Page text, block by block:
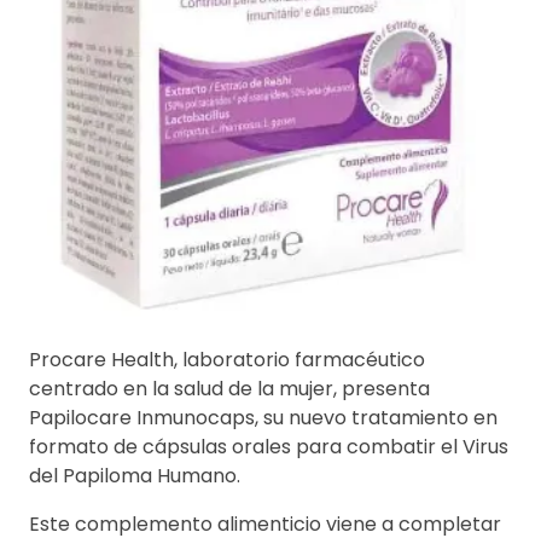
Procare Health, laboratorio farmacéutico
centrado en la salud de la mujer, presenta
Papilocare Inmunocaps, su nuevo tratamiento en
formato de cápsulas orales para combatir el Virus
del Papiloma Humano.
Este complemento alimenticio viene a completar